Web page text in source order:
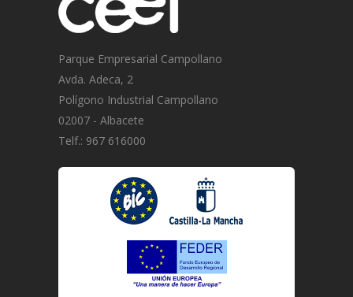
Parque Empresarial Campollano
Avda. Adeca, 2
Polígono Industrial Campollano
02007 - Albacete
Telf.: 967 616000